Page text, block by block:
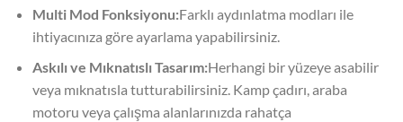
Multi Mod Fonksiyonu:Farklı aydınlatma modları ile
ihtiyacınıza göre ayarlama yapabilirsiniz.
Askılı ve Mıknatıslı Tasarım:Herhangi bir yüzeye asabilir
veya mıknatısla tutturabilirsiniz. Kamp çadırı, araba
motoru veya çalışma alanlarınızda rahatça